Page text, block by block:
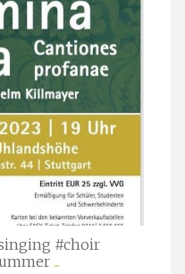
#choir
...